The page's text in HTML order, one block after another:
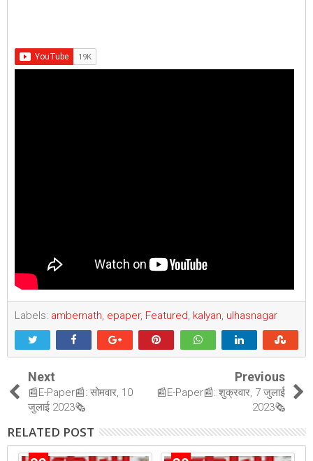
Labels: ambernath, epaper, Featured, kalyan, ulhasnagar
Next
📰E-Paper📰: सोमवार, 10
जुलाई 2023🗞
Previous
📰E-Paper📰: शुक्रवार, 7 जुलाई
2023🗞
RELATED POST